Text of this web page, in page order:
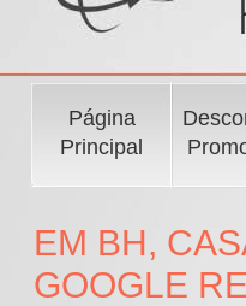
Página
Principal
EM BH,
GOOGLE